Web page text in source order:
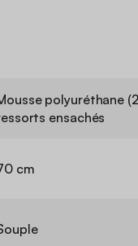
polyuréthane
ensachés
cm